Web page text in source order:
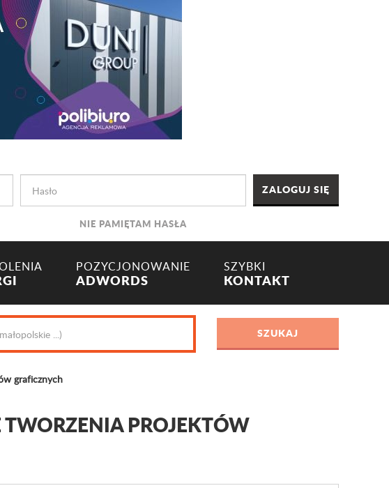
NIE PAMIĘTAM HASŁA
POZYCJONOWANIE
ADWORDS
SZYBKI
KONTAKT
graficznych
PROJEKTÓW